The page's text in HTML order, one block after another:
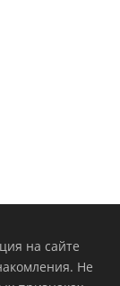
на сайте
Не